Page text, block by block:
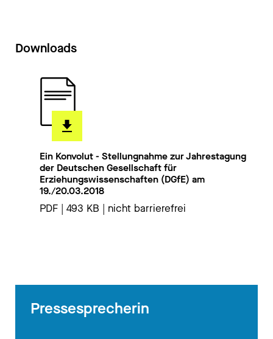
Downloads
Ein Konvolut - Stellungnahme zur Jahrestagung
der Deutschen Gesellschaft für
Erziehungswissenschaften (DGfE) am
19./20.03.2018
PDF | 493 KB | nicht barrierefrei
Pressesprecherin